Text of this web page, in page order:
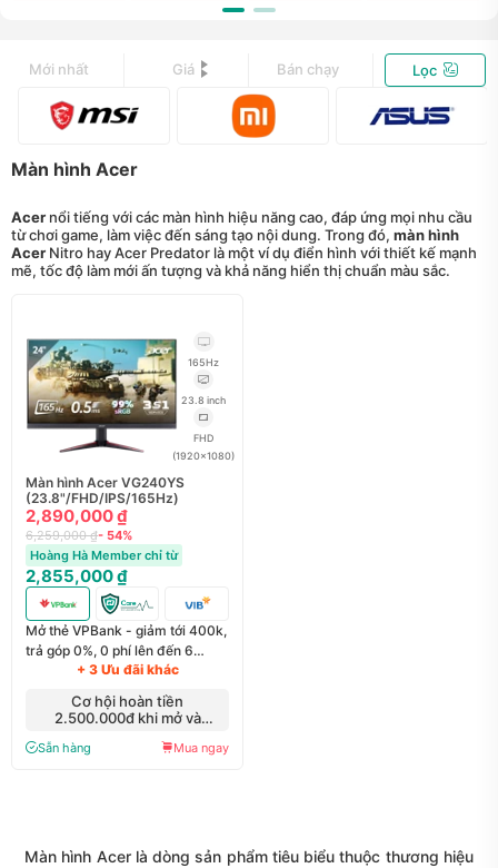
Mới nhất Giá Bán chạy Lọc
Màn hình Acer
Acer nổi tiếng với các màn hình hiệu năng cao, đáp ứng mọi nhu cầu
từ chơi game, làm việc đến sáng tạo nội dung. Trong đó, màn hình
Acer Nitro hay Acer Predator là một ví dụ điển hình với thiết kế mạnh
mẽ, tốc độ làm mới ấn tượng và khả năng hiển thị chuẩn màu sắc.
165Hz
23.8 inch
FHD
(1920x1080)
Màn hình Acer VG240YS
(23.8"/FHD/IPS/165Hz)
2,890,000 ₫
6,259,000 ₫- 54%
Hoàng Hà Member chỉ từ
2,855,000 ₫
Mở thẻ VPBank - giảm tới 400k,
trả góp 0%, 0 phí lên đến 6
+ 3 Ưu đãi khác
Cơ hội hoàn tiền
2.500.000đ khi mở và
Sẵn hàng Mua ngay
Màn hình Acerlà dòng sản phẩm tiêu biểu thuộc thương hiệu